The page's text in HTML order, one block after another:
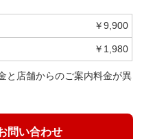
￥9,900
￥1,980
と店舗からのご案内料金が異